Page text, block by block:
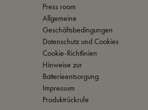
Press room
Allgemeine
Geschäftsbedingungen
Datenschutz und Cookies
Cookie-Richtlinien
Hinweise zur
Batterieentsorgung
Impressum
Produktrückrufe